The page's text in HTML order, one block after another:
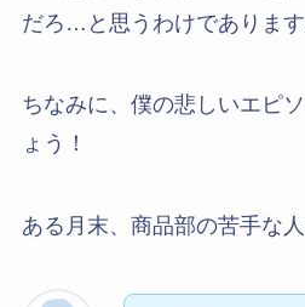
だろ…と思うわけであります
ちなみに、僕の悲しいエピ
ょう！
ある月末、商品部の苦手な